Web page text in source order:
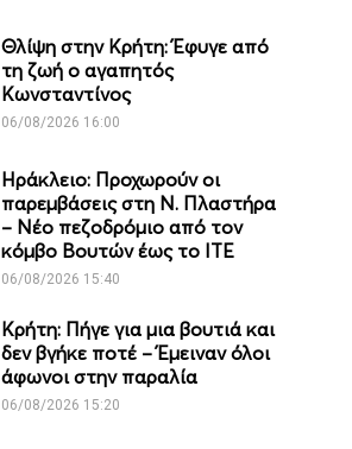
Θλίψη στην Κρήτη: Έφυγε από
τη ζωή ο αγαπητός
Κωνσταντίνος
06/08/2026 16:00
Ηράκλειο: Προχωρούν οι
παρεμβάσεις στη Ν. Πλαστήρα
– Νέο πεζοδρόμιο από τον
κόμβο Βουτών έως το ΙΤΕ
06/08/2026 15:40
Κρήτη: Πήγε για μια βουτιά και
δεν βγήκε ποτέ – Έμειναν όλοι
άφωνοι στην παραλία
06/08/2026 15:20